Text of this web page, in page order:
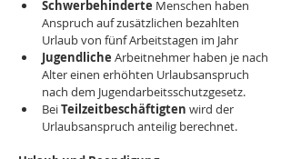
Schwerbehinderte Menschen haben
Anspruch auf zusätzlichen bezahlten
Urlaub von fünf Arbeitstagen im Jahr
Jugendliche Arbeitnehmer haben je nach
Alter einen erhöhten Urlaubsanspruch
nach dem Jugendarbeitsschutzgesetz.
Bei Teilzeitbeschäftigten wird der
Urlaubsanspruch anteilig berechnet.